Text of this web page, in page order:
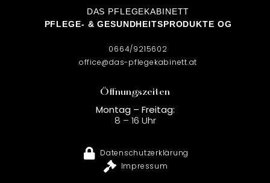
DAS PFLEGEKABINETT
PFLEGE- & GESUNDHEITSPRODUKTE OG
0664/9215602
office@das-pflegekabinett.at
Öffnungszeiten
Montag – Freitag:
8 – 16 Uhr
Datenschutzerklärung
Impressum